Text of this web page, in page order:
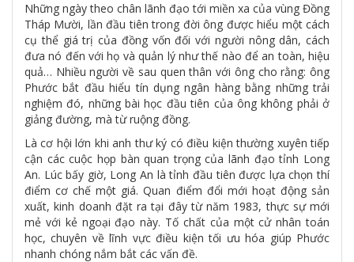
Những ngày theo chân lãnh đạo tới miền xa của vùng Đồng
Tháp Mười, lần đầu tiên trong đời ông được hiểu một cách
cụ thể giá trị của đồng vốn đối với người nông dân, cách
đưa nó đến với họ và quản lý như thế nào để an toàn, hiệu
quả… Nhiều người về sau quen thân với ông cho rằng: ông
Phước bắt đầu hiểu tín dụng ngân hàng bằng những trải
nghiệm đó, những bài học đầu tiên của ông không phải ở
giảng đường, mà từ ruộng đồng.
Là cơ hội lớn khi anh thư ký có điều kiện thường xuyên tiếp
cận các cuộc họp bàn quan trọng của lãnh đạo tỉnh Long
An. Lúc bấy giờ, Long An là tỉnh đầu tiên được lựa chọn thí
điểm cơ chế một giá. Quan điểm đổi mới hoạt động sản
xuất, kinh doanh đặt ra tại đây từ năm 1983, thực sự mới
mẻ với kẻ ngoại đạo này. Tố chất của một cử nhân toán
học, chuyên về lĩnh vực điều kiện tối ưu hóa giúp Phước
nhanh chóng nắm bắt các vấn đề.